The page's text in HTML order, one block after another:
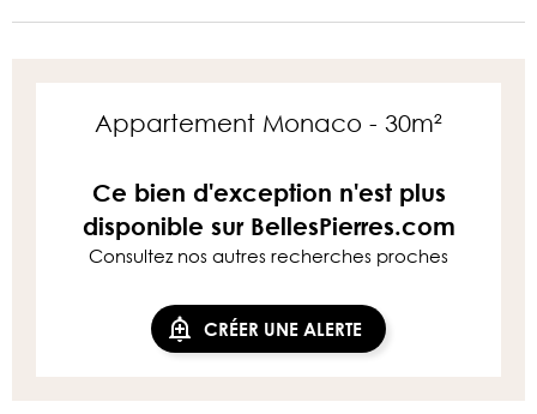
Appartement Monaco - 30m²
Ce bien d'exception n'est plus
disponible sur BellesPierres.com
Consultez nos autres recherches proches
CRÉER UNE ALERTE